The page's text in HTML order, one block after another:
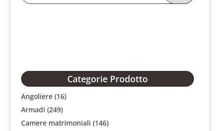
Categorie Prodotto
Angoliere (16)
Armadi (249)
Camere matrimoniali (146)